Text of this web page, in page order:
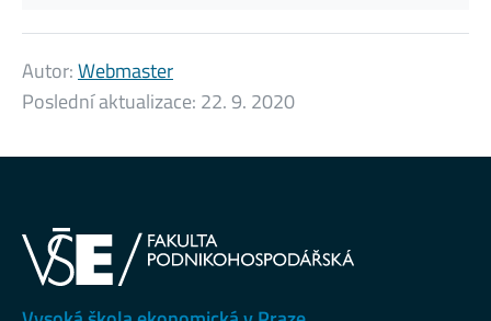
Autor:Webmaster
Poslední aktualizace: 22. 9. 2020